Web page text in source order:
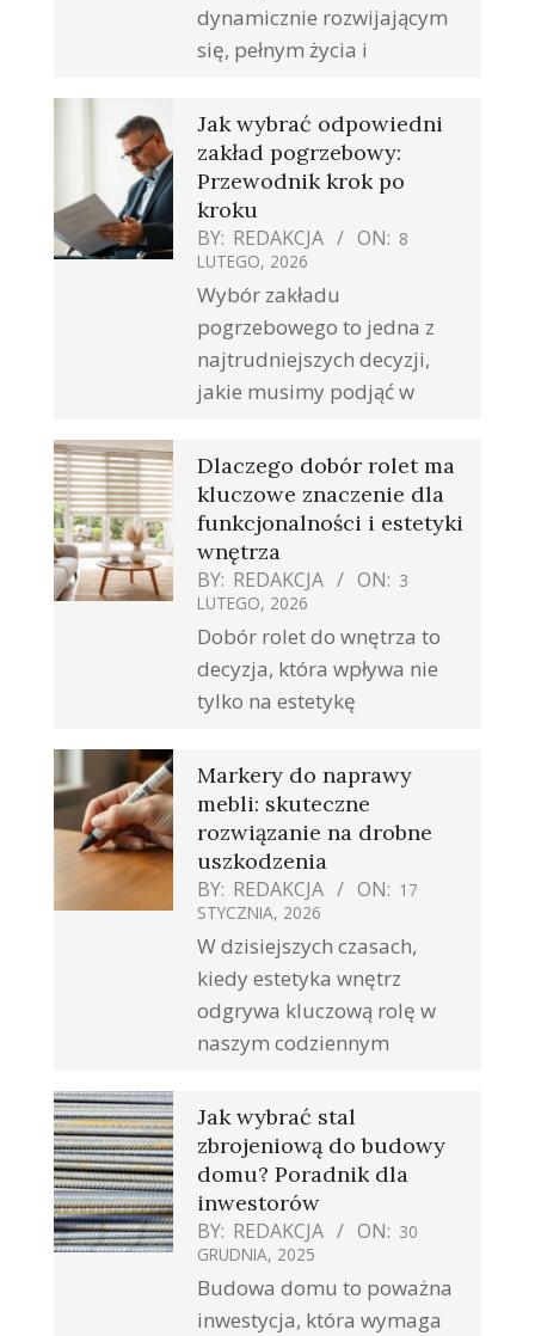
dynamicznie rozwijającym
się, pełnym życia i
Jak wybrać odpowiedni
zakład pogrzebowy:
Przewodnik krok po
kroku
BY: REDAKCJA ON: 8
LUTEGO, 2026
Wybór zakładu
pogrzebowego to jedna z
najtrudniejszych decyzji,
jakie musimy podjąć w
Dlaczego dobór rolet ma
kluczowe znaczenie dla
funkcjonalności i estetyki
wnętrza
BY: REDAKCJA ON: 3
LUTEGO, 2026
Dobór rolet do wnętrza to
decyzja, która wpływa nie
tylko na estetykę
Markery do naprawy
mebli: skuteczne
rozwiązanie na drobne
uszkodzenia
BY: REDAKCJA ON: 17
STYCZNIA, 2026
W dzisiejszych czasach,
kiedy estetyka wnętrz
odgrywa kluczową rolę w
naszym codziennym
Jak wybrać stal
zbrojeniową do budowy
domu? Poradnik dla
inwestorów
BY: REDAKCJA ON: 30
GRUDNIA, 2025
Budowa domu to poważna
inwestycja, która wymaga